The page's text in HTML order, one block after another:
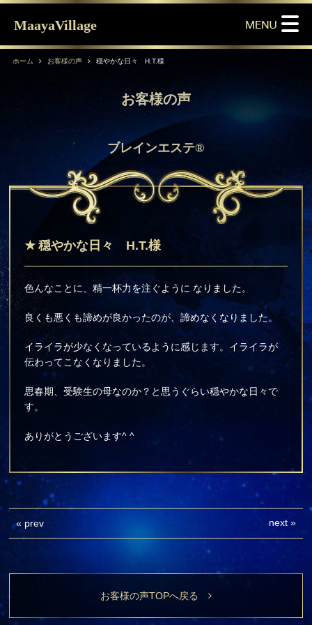
MaayaVillage
ホーム お客様の声 穏やかな日々 H.T.様
お客様の声
ブレインエステ®
穏やかな日々 H.T.様
色んなことに、精一杯力を注ぐように なりました。
良くも悪くも諦めが良かったのが、諦めなくなりました。
イライラが少なくなっているように感じます。イライラが
伝わってこなくなりました。
思春期、受験生の母なのか？と思うぐらい穏やかな日々で
す。
ありがとうございます^ ^
« prev next»
お客様の声TOPへ戻る